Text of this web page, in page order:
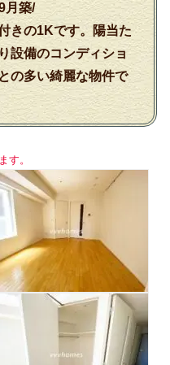
月築/
きの1Kです。陽当た
設備のコンディショ
の多い綺麗な物件で
す。